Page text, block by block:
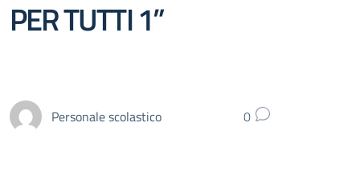
PER TUTTI 1”
Personale scolastico 0